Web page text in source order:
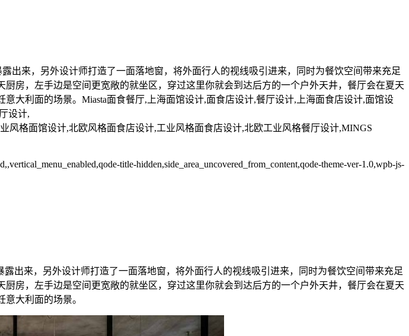
出来，另外设计师打造了一面落地窗，将外面行人的视线吸引进来，同时为餐饮空间带来充足
房，左手边是空间更宽敞的就坐区，穿过这里你就会到达后方的一个户外天井，餐厅会在夏天
大利面的场景。Miasta面食餐厅,上海面馆设计,面食店设计,餐厅设计,上海面食店设计,面馆设
设计,
风格面馆设计,北欧风格面食店设计,工业风格面食店设计,北欧工业风格餐厅设计,MINGS
title-hidden,side_area_uncovered_from_content,qode-theme-ver-1.0,wpb-js-
出来，另外设计师打造了一面落地窗，将外面行人的视线吸引进来，同时为餐饮空间带来充足
房，左手边是空间更宽敞的就坐区，穿过这里你就会到达后方的一个户外天井，餐厅会在夏天
大利面的场景。